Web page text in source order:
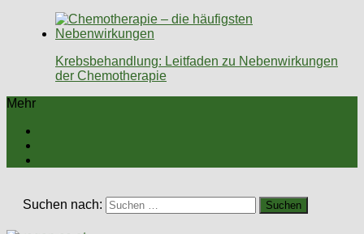
Krebsbehandlung: Leitfaden zu Nebenwirkungen
der Chemotherapie
Mehr
Suchen nach: